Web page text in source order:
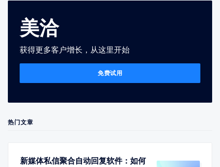
美洽
获得更多客户增长，从这里开始
免费试用
热门文章
新媒体私信聚合自动回复软件：如何